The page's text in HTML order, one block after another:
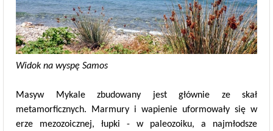
Widok na wyspę Samos
Masyw Mykale zbudowany jest głównie ze skał
metamorficznych. Marmury i wapienie uformowały się w
erze mezozoicznej, łupki - w paleozoiku, a najmłodsze